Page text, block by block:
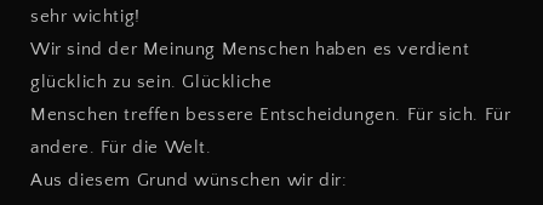
sehr wichtig!
Wir sind der Meinung Menschen haben es verdient
glücklich zu sein. Glückliche
Menschen treffen bessere Entscheidungen. Für sich. Für
andere. Für die Welt.
Aus diesem Grund wünschen wir dir: